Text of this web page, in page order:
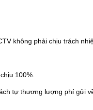
không phải chịu trách
100%.
tự thương lượng phí gửi